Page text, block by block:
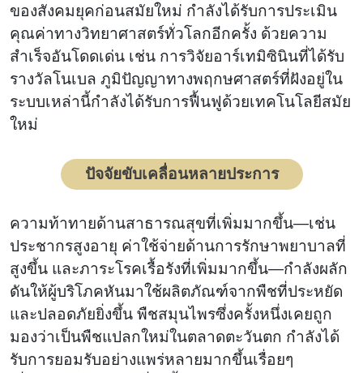
ของสังคมยุคก่อนสมัยใหม่ กำลังได้รับการประเมิน
คุณค่าทางวิทยาศาสตร์ทั่วโลกอีกครั้ง ด้วยความ
สำเร็จอันโดดเด่น เช่น การวิจัยอาร์เทมิซินินที่ได้รับ
รางวัลโนเบล ภูมิปัญญาทางพฤกษศาสตร์ที่ฝังอยู่ใน
ระบบเหล่านี้กำลังได้รับการฟื้นฟูด้วยเทคโนโลยีสมัย
ใหม่
ปัจจัยขับเคลื่อนหลายประการ
ความท้าทายด้านสาธารณสุขที่เพิ่มมากขึ้น—เช่น
ประชากรสูงอายุ ค่าใช้จ่ายด้านการรักษาพยาบาลที่
สูงขึ้น และภาระโรคเรื้อรังที่เพิ่มมากขึ้น—กำลังผลัก
ดันให้ผู้บริโภคหันมาใช้ผลิตภัณฑ์จากพืชที่ประหยัด
และปลอดภัยยิ่งขึ้น พืชสมุนไพรซึ่งครั้งหนึ่งเคยถูก
มองว่าเป็นพืชแปลกใหม่ในตลาดตะวันตก กำลังได้
รับการยอมรับอย่างแพร่หลายมากขึ้นเรื่อยๆ